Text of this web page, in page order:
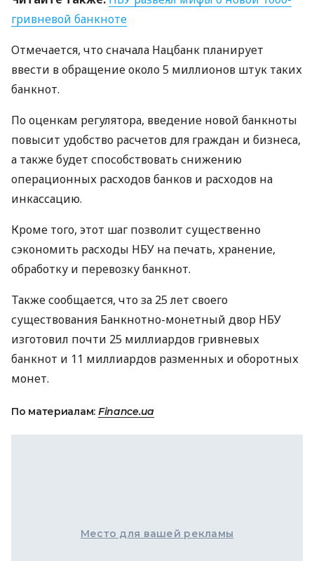
гривневой банкноте
Отмечается, что сначала Нацбанк планирует
ввести в обращение около 5 миллионов штук таких
банкнот.
По оценкам регулятора, введение новой банкноты
повысит удобство расчетов для граждан и бизнеса,
а также будет способствовать снижению
операционных расходов банков и расходов на
инкассацию.
Кроме того, этот шаг позволит существенно
сэкономить расходы НБУ на печать, хранение,
обработку и перевозку банкнот.
Также сообщается, что за 25 лет своего
существования Банкнотно-монетный двор НБУ
изготовил почти 25 миллиардов гривневых
банкнот и 11 миллиардов разменных и оборотных
монет.
По материалам: Finance.ua
Место для вашей рекламы